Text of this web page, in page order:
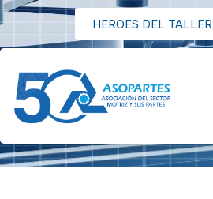
HEROES DEL TALLER